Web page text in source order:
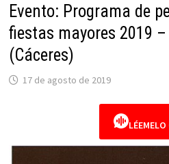
Evento: Programa de
fiestas mayores 2019
(Cáceres)
17 de agosto de 2019